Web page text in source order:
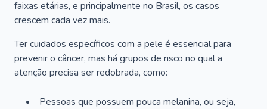
faixas etárias, e principalmente no Brasil, os casos
crescem cada vez mais.
Ter cuidados específicos com a pele é essencial para
prevenir o câncer, mas há grupos de risco no qual a
atenção precisa ser redobrada, como:
Pessoas que possuem pouca melanina, ou seja,